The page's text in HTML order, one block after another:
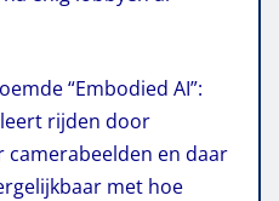
“Embodied AI”:
rijden door
camerabeelden en daar
met hoe